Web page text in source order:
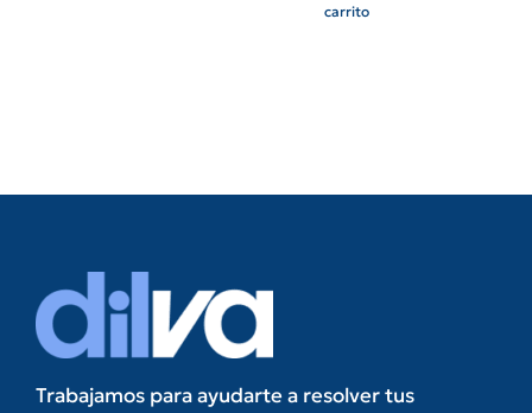
carrito
Trabajamos para ayudarte a resolver tus